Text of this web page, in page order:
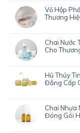
Vỏ Hộp
Thương
Chai Nước
Cho
Hũ Thủy
Đẳng Cấp
Chai Nhựa
Đóng Gói